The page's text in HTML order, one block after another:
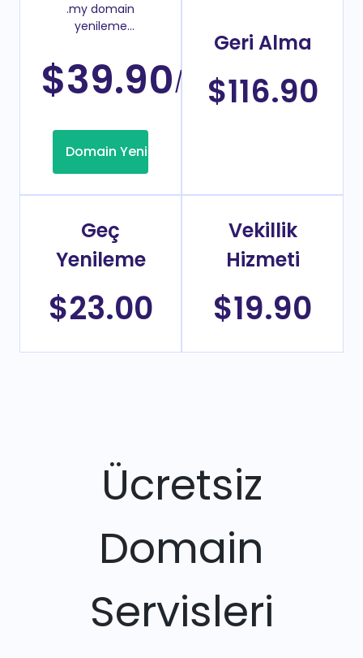
.my domain
yenileme
$39.90/Yıl
Domain Yenileme
Geri Alma
$116.90
Geç
Yenileme
$23.00
Vekillik
Hizmeti
$19.90
Ücretsiz
Domain
Servisleri